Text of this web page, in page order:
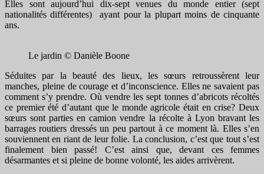
Elles sont aujourd’hui dix-sept venues du monde entier (sept
nationalités différentes) ayant pour la plupart moins de cinquante
ans.
Le jardin © Danièle Boone
Séduites par la beauté des lieux, les sœurs retroussèrent leur
manches, pleine de courage et d’inconscience. Elles ne savaient pas
comment s’y prendre. Où vendre les sept tonnes d’abricots récoltés
ce premier été d’autant que le monde agricole était en crise? Deux
sœurs sont parties en camion vendre la récolte à Lyon bravant les
barrages routiers dressés un peu partout à ce moment là. Elles s’en
souviennent en riant de leur folie. La conclusion, c’est que tout s’est
finalement bien passé! C’est ainsi que, devant ces femmes
désarmantes et si pleine de bonne volonté, les aides arrivèrent.